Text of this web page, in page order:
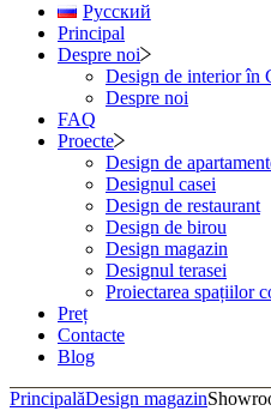
Русский
Principal
Despre noi
Design de interior în
Despre noi
FAQ
Proecte
Design de
Designul casei
Design de restaurant
Design de birou
Design magazin
Designul terasei
Proiectarea spațiilor
Preț
Contacte
Blog
PrincipalăDesign magazin